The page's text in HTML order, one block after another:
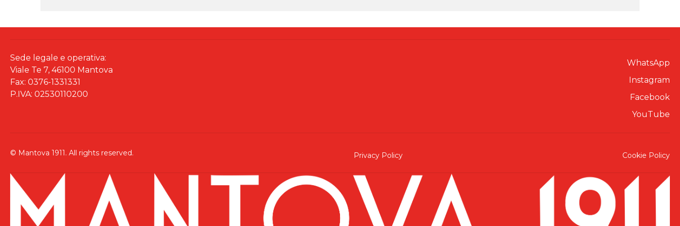
Sede legale e operativa:
Viale Te 7, 46100 Mantova
Fax: 0376-1331331
P.IVA: 02530110200
WhatsApp
Instagram
Facebook
YouTube
© Mantova 1911. All rights reserved. Privacy Policy Cookie Policy